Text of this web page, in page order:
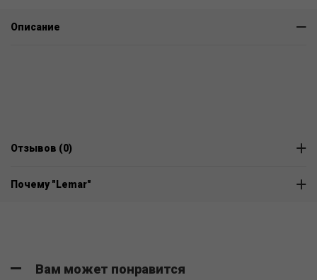
Описание
Отзывов (0)
Почему "Lemar"
Вам может понравится